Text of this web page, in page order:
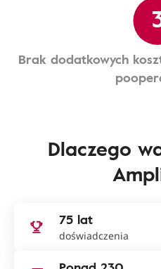
Brak dodatkowych
Dlaczego
75 lat
doświadczenia